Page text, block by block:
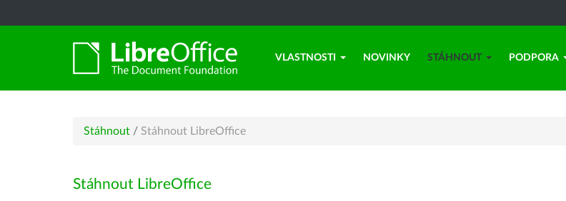
VLASTNOSTI NOVINKY STÁHNOUT PODPORA
Stáhnout / Stáhnout LibreOffice
Stáhnout LibreOffice